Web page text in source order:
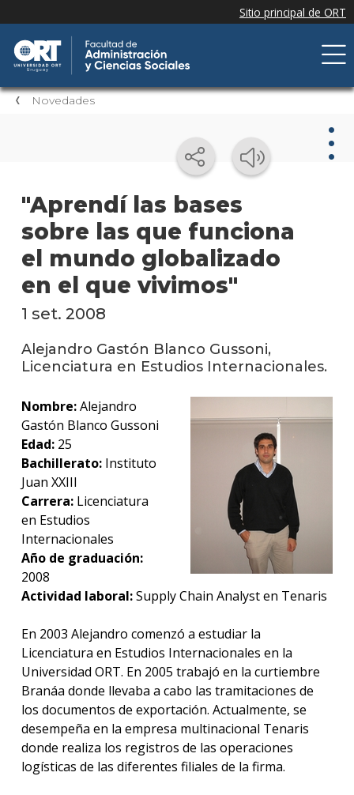
Novedades
"Aprendí las bases
sobre las que funciona
el mundo globalizado
en el que vivimos"
1 set. 2008
Alejandro Gastón Blanco Gussoni,
Licenciatura en Estudios Internacionales.
Nombre:Alejandro
Gastón Blanco Gussoni
Edad:25
Bachillerato:Instituto
Juan XXIII
Carrera:Licenciatura
en Estudios
Internacionales
Año de graduación:
2008
Actividad laboral:Supply Chain Analyst en Tenaris
En 2003 Alejandro comenzó a estudiar la
Licenciatura en Estudios Internacionales en la
Universidad ORT. En 2005 trabajó en la curtiembre
Branáa donde llevaba a cabo las tramitaciones de
los documentos de exportación. Actualmente, se
desempeña en la empresa multinacional Tenaris
donde realiza los registros de las operaciones
logísticas de las diferentes filiales de la firma.